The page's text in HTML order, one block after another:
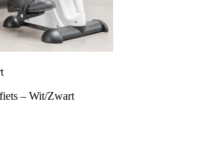
– Wit/Zwart